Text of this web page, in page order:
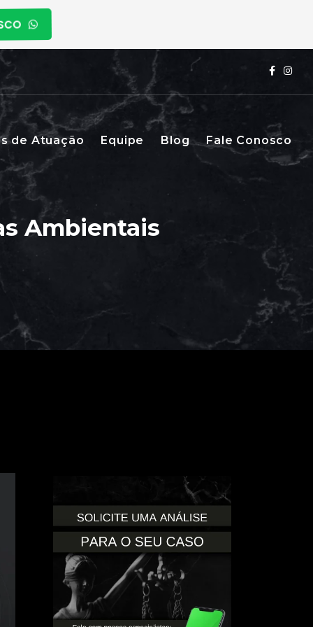
de Atuação Equipe Blog Fale Conosco
Ambientais